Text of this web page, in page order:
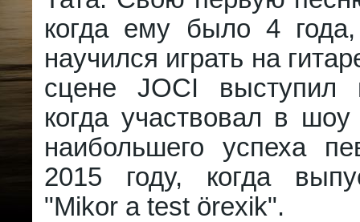
когда ему было 4
научился играть на
сцене JOCI выступил
когда участвовал в
наибольшего успеха
2015 году, когда
"Mikor a test örexik".